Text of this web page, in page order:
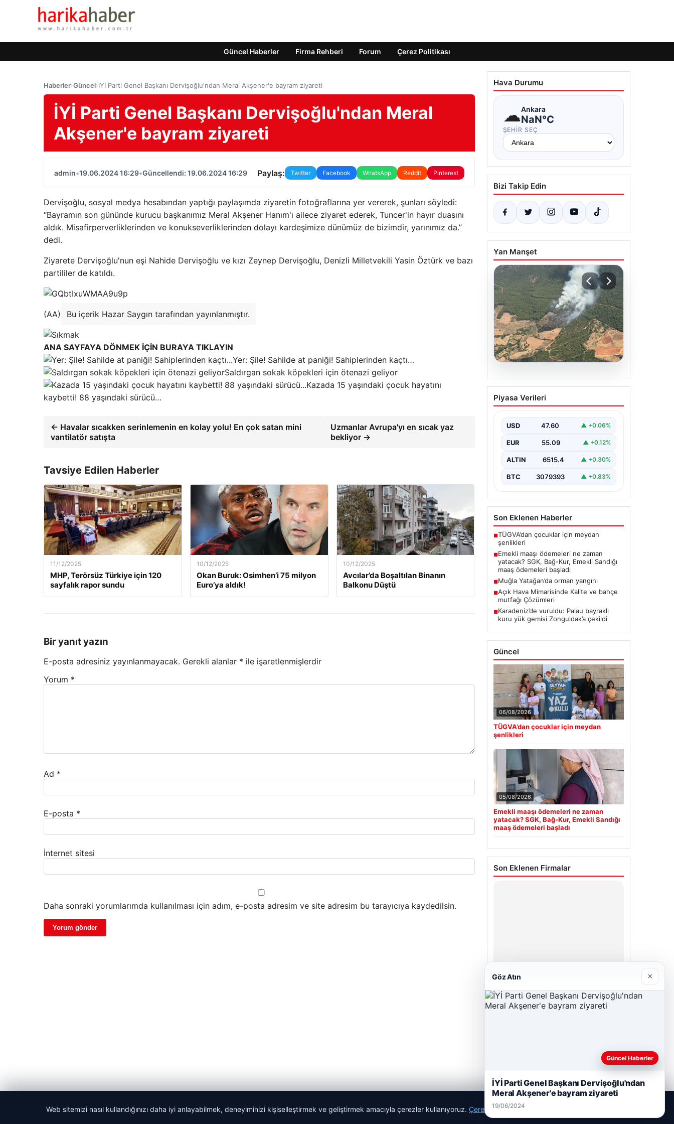
Güncel Haberler Firma Rehberi Forum Çerez Politikası
Haberler›Güncel›İYİ Parti Genel Başkanı Dervişoğlu'ndan Meral Akşener'e bayram ziyareti
İYİ Parti Genel Başkanı Dervişoğlu'ndan Meral
Akşener'e bayram ziyareti
admin•19.06.2024 16:29•Güncellendi: 19.06.2024 16:29 Paylaş: Twitter Facebook WhatsApp Reddit Pinterest
Dervişoğlu, sosyal medya hesabından yaptığı paylaşımda ziyaretin fotoğraflarına yer vererek, şunları söyledi:
“Bayramın son gününde kurucu başkanımız Meral Akşener Hanım'ı ailece ziyaret ederek, Tuncer'in hayır duasını
aldık. Misafirperverliklerinden ve konukseverliklerinden dolayı kardeşimize dünümüz de bizimdir, yarınımız da.”
dedi.
Ziyarete Dervişoğlu'nun eşi Nahide Dervişoğlu ve kızı Zeynep Dervişoğlu, Denizli Milletvekili Yasin Öztürk ve bazı
partililer de katıldı.
(AA) Bu içerik Hazar Saygın tarafından yayınlanmıştır.
ANA SAYFAYA DÖNMEK İÇİN BURAYA TIKLAYIN
Yer: Şile! Sahilde at paniği! Sahiplerinden kaçtı…
Saldırgan sokak köpekleri için ötenazi geliyor
Kazada 15 yaşındaki çocuk hayatını
kaybetti! 88 yaşındaki sürücü…
← Havalar sıcakken serinlemenin en kolay yolu! En çok satan mini
vantilatör satışta
Uzmanlar Avrupa'yı en sıcak yaz
bekliyor →
Tavsiye Edilen Haberler
11/12/2025
MHP, Terörsüz Türkiye için 120
sayfalık rapor sundu
10/12/2025
Okan Buruk: Osimhen’i 75 milyon
Euro’ya aldık!
10/12/2025
Avcılar’da Boşaltılan Binanın
Balkonu Düştü
Bir yanıt yazın
E-posta adresiniz yayınlanmayacak. Gerekli alanlar * ile işaretlenmişlerdir
Yorum *
Ad *
E-posta *
İnternet sitesi
Daha sonraki yorumlarımda kullanılması için adım, e-posta adresim ve site adresim bu tarayıcıya kaydedilsin.
Hava Durumu
☁Ankara
NaN°C
ŞEHIR SEÇ
Bizi Takip Edin
Yan Manşet
Muğla Yatağan’da orman
yangını
Piyasa Verileri
USD 47.60 ▲ +0.06%
EUR 55.09 ▲ +0.12%
ALTIN 6515.4 ▲ +0.30%
BTC 3079393 ▲ +0.83%
Son Eklenen Haberler
■TÜGVA’dan çocuklar için meydan
şenlikleri
■Emekli maaşı ödemeleri ne zaman
yatacak? SGK, Bağ-Kur, Emekli Sandığı
maaş ödemeleri başladı
■Muğla Yatağan’da orman yangını
■Açık Hava Mimarisinde Kalite ve bahçe
mutfağı Çözümleri
■Karadeniz’de vuruldu: Palau bayraklı
kuru yük gemisi Zonguldak’a çekildi
Güncel
06/08/2026
TÜGVA’dan çocuklar için meydan
şenlikleri
05/08/2026
Emekli maaşı ödemeleri ne zaman
yatacak? SGK, Bağ-Kur, Emekli Sandığı
maaş ödemeleri başladı
Son Eklenen Firmalar
© 2026 Harika Haber – Son Dakika Haberler
Web sitemizi nasıl kullandığınızı daha iyi anlayabilmek, deneyiminizi kişiselleştirmek ve geliştirmek amacıyla çerezler kullanıyoruz. Çerez Politikamız
Göz Atın ×
Güncel Haberler
İYİ Parti Genel Başkanı Dervişoğlu'ndan
Meral Akşener'e bayram ziyareti
19/06/2024